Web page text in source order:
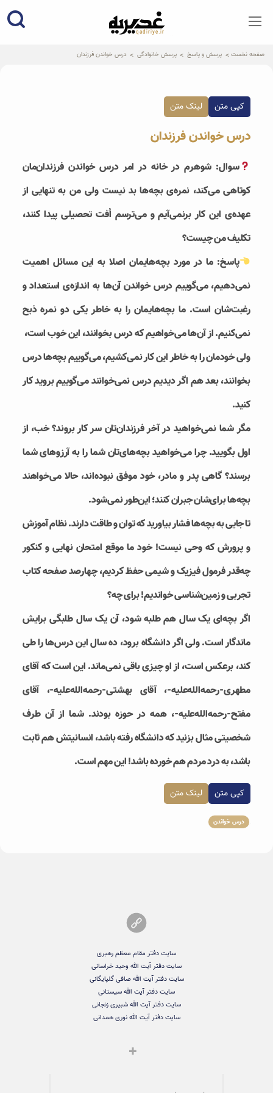
qadiriye.ir
نشریه ی غدیریه-بیانات استاد
صفحه نخست پرسش و پاسخ پرسش خانوادگی درس خواندن فرزندان
کپی متن لینک متن
درس خواندن فرزندان
سوال: شوهرم در خانه در امر درس خواندن فرزندان‌مان
کوتاهی می‌کند، نمره‌ی بچه‌ها بد نیست ولی من به تنهایی از
عهده‌ی این کار برنمی‌آیم و می‌ترسم اُفت تحصیلی پیدا کنند،
تکلیف من چیست؟
پاسخ: ما در مورد بچه‌هایمان اصلا به این مسائل اهمیت
نمی‌دهیم، می‌گوییم درس خواندن آن‌ها به اندازه‌ی استعداد و
رغبت‌شان است. ما بچه‌هایمان را به خاطر یکی دو نمره ذبح
نمی‌کنیم. از آن‌ها می‌خواهیم که درس بخوانند، این خوب است،
ولی خودمان را به خاطر این کار نمی‌کشیم، می‌گوییم بچه‌ها درس
بخوانند، بعد هم اگر دیدیم درس نمی‌خوانند می‌گوییم بروید کار
کنید.
مگر شما نمی‌خواهید در آخر فرزندان‌تان سر کار بروند؟ خب، از
اول بگویید. چرا می‌خواهید بچه‌های‌تان شما را به آرزوهای‌ شما
برسند؟ گاهی پدر و مادر، خود موفق نبوده‌اند، حالا می‌خواهند
بچه‌ها برای‌شان جبران کنند؛ این‌طور نمی‌شود.
تا جایی به بچه‌ها فشار بیاورید که توان و طاقت دارند. نظام آموزش
و پرورش که وحی نیست! خود ما موقع امتحان نهایی و کنکور
چه‌قدر فرمول فیزیک و شیمی حفظ کردیم، چهارصد صفحه کتاب
تجربی و زمین‌شناسی خواندیم! برای چه؟
اگر بچه‌ای یک سال هم طلبه شود، آن یک سال طلبگی برایش
ماندگار است. ولی اگر دانشگاه برود، ده سال این درس‌ها را طی
کند، برعکس است، از او چیزی باقی نمی‌ماند. این است که آقای
مطهری-رحمه‌الله‌علیه-، آقای بهشتی-رحمه‌الله‌علیه-، آقای
مفتح-رحمه‌الله‌علیه-، همه در حوزه بودند. شما از آن طرف
شخصیتی مثال بزنید که دانشگاه رفته باشد، انسانیتش هم ثابت
باشد، به درد مردم هم خورده باشد! این مهم است.
کپی متن لینک متن
درس خواندن
سایت دفتر مقام معظم رهبری
سایت دفتر آیت الله وحید خراسانی
سایت دفتر آیت الله صافی گلپایگانی
سایت دفتر آیت الله سیستانی
سایت دفتر آیت الله شبیری زنجانی
سایت دفتر آیت الله نوری همدانی